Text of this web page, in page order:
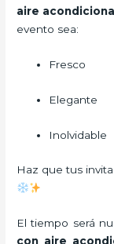
aire
evento sea:
Fresco
Elegante
Inolvidable
Haz que tus
El tiempo será
con aire